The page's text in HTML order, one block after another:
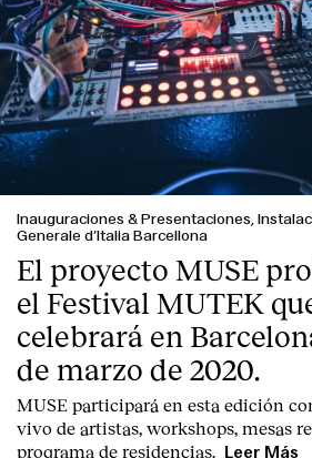
Inauguraciones & Presentaciones,
Generale d’Italia Barcellona
El proyecto MUSE
el Festival MUTEK
celebrará en
de marzo de 2020.
MUSE participará en esta edición
vivo de artistas, workshops, mesas
programa de residencias.
Leer Más